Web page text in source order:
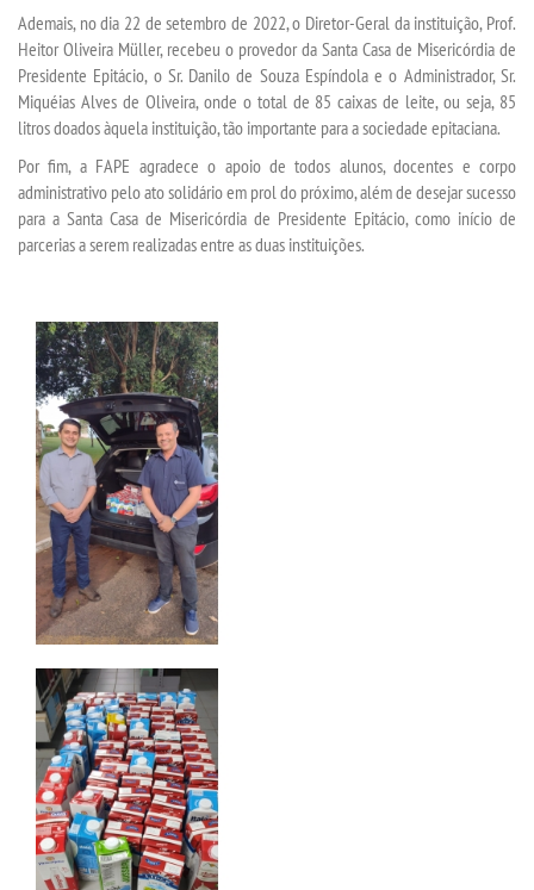
PUBLICAÇÕES
DESTAQUES
UNIESP NEWS
REPOSITÓRIO
PORTARIAS
RESOLUÇÕES CONSU
TCC
LOGIN
WEBMAIL
PORTAL DE ALUNOS
PORTAL DE PROFESSORES/ACADÊMICO
UNIESP
CONTATO
Ademais, no dia 22 de setembro de 2022, o Diretor-Geral da instituição, Prof.
Heitor Oliveira Müller, recebeu o provedor da Santa Casa de Misericórdia de
Presidente Epitácio, o Sr. Danilo de Souza Espíndola e o Administrador, Sr.
Miquéias Alves de Oliveira, onde o total de 85 caixas de leite, ou seja, 85
litros doados àquela instituição, tão importante para a sociedade epitaciana.
Por fim, a FAPE agradece o apoio de todos alunos, docentes e corpo
administrativo pelo ato solidário em prol do próximo, além de desejar sucesso
para a Santa Casa de Misericórdia de Presidente Epitácio, como início de
parcerias a serem realizadas entre as duas instituições.